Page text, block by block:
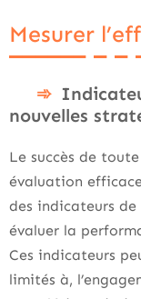
Mesurer
nouvelles
Le succès de
évaluation
des indicateurs
évaluer la
Ces indicateurs
limités à,